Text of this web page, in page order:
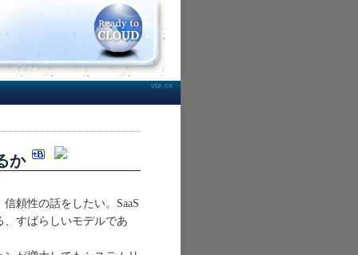
vte.cx
か
頼性の話をしたい。SaaS
すばらしいモデルであ